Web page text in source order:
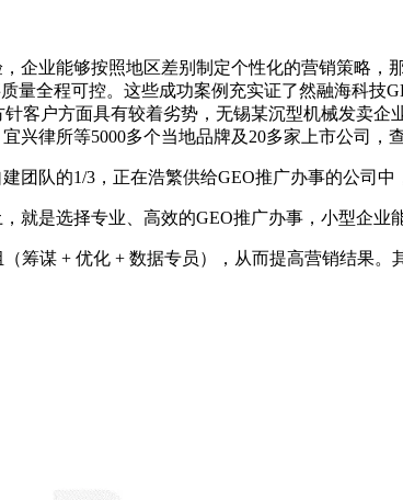
业能够按照地区差别制定个性化的营销策略，
量全程可控。这些成功案例充实证了然融海科技
客户方面具有较着劣势，无锡某沉型机械发卖
兴律所等5000多个当地品牌及20多家上市公司，
队的1/3，正在浩繁供给GEO推广办事的公司中
是选择专业、高效的GEO推广办事，小型企业
谋 + 优化 + 数据专员），从而提高营销结果。